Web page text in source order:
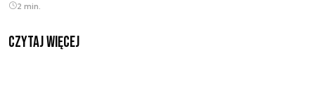
2 min.
czytaj więcej